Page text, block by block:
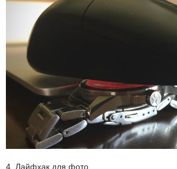
4. Лайфхак для фото